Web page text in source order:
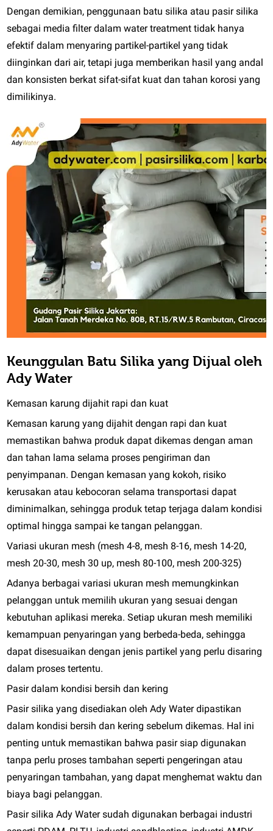
Dengan demikian, penggunaan batu silika atau pasir silika
sebagai media filter dalam water treatment tidak hanya
efektif dalam menyaring partikel-partikel yang tidak
diinginkan dari air, tetapi juga memberikan hasil yang andal
dan konsisten berkat sifat-sifat kuat dan tahan korosi yang
dimilikinya.
Keunggulan Batu Silika yang Dijual oleh
Ady Water
Kemasan karung dijahit rapi dan kuat
Kemasan karung yang dijahit dengan rapi dan kuat
memastikan bahwa produk dapat dikemas dengan aman
dan tahan lama selama proses pengiriman dan
penyimpanan. Dengan kemasan yang kokoh, risiko
kerusakan atau kebocoran selama transportasi dapat
diminimalkan, sehingga produk tetap terjaga dalam kondisi
optimal hingga sampai ke tangan pelanggan.
Variasi ukuran mesh (mesh 4-8, mesh 8-16, mesh 14-20,
mesh 20-30, mesh 30 up, mesh 80-100, mesh 200-325)
Adanya berbagai variasi ukuran mesh memungkinkan
pelanggan untuk memilih ukuran yang sesuai dengan
kebutuhan aplikasi mereka. Setiap ukuran mesh memiliki
kemampuan penyaringan yang berbeda-beda, sehingga
dapat disesuaikan dengan jenis partikel yang perlu disaring
dalam proses tertentu.
Pasir dalam kondisi bersih dan kering
Pasir silika yang disediakan oleh Ady Water dipastikan
dalam kondisi bersih dan kering sebelum dikemas. Hal ini
penting untuk memastikan bahwa pasir siap digunakan
tanpa perlu proses tambahan seperti pengeringan atau
penyaringan tambahan, yang dapat menghemat waktu dan
biaya bagi pelanggan.
Pasir silika Ady Water sudah digunakan berbagai industri